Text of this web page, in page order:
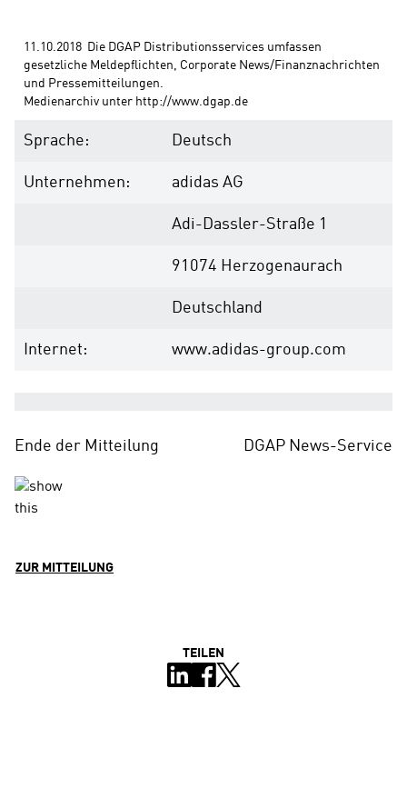
11.10.2018  Die DGAP Distributionsservices umfassen
gesetzliche Meldepflichten, Corporate News/Finanznachrichten
und Pressemitteilungen.
Medienarchiv unter http://www.dgap.de
Sprache: Deutsch
Unternehmen: adidas AG
Adi-Dassler-Straße 1
91074 Herzogenaurach
Deutschland
Internet: www.adidas-group.com
Ende der Mitteilung DGAP News-Service
ZUR MITTEILUNG
TEILEN